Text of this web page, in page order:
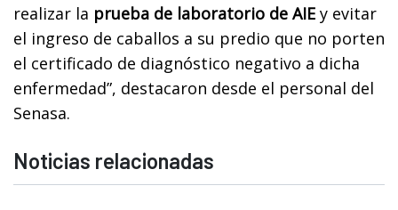
realizar la prueba de laboratorio de AIE y evitar
el ingreso de caballos a su predio que no porten
el certificado de diagnóstico negativo a dicha
enfermedad”, destacaron desde el personal del
Senasa.
Noticias relacionadas